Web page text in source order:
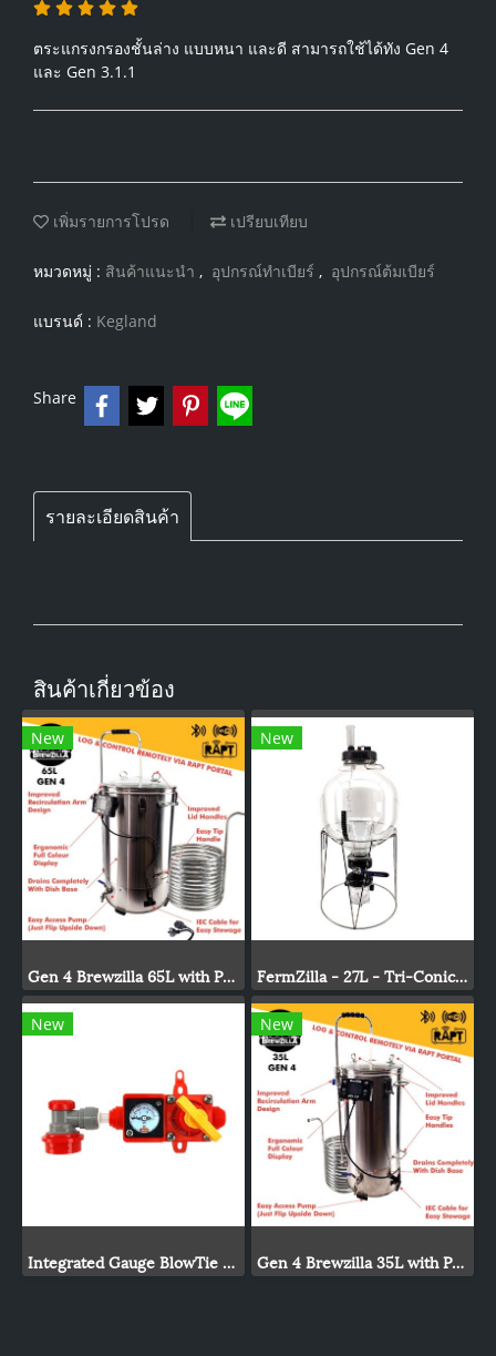
ตระแกรงกรองชั้นล่าง แบบหนา และดี สามารถใช้ได้ทัง Gen 4
และ Gen 3.1.1
เพิ่มรายการโปรด เปรียบเทียบ
หมวดหมู่ : สินค้าแนะนำ , อุปกรณ์ทำเบียร์ , อุปกรณ์ต้มเบียร์
แบรนด์ : Kegland
Share
รายละเอียดสินค้า
สินค้าเกี่ยวข้อง
New
Gen 4 Brewzilla 65L with Pump 1900/500w - 220-240V AC
New
FermZilla - 27L - Tri-Conical Uni Tank Fermenter Gen3
New
Integrated Gauge BlowTie Spunding Valve Kit (0-15psi)
New
Gen 4 Brewzilla 35L with Pump 1900/500w - 220-240V AC